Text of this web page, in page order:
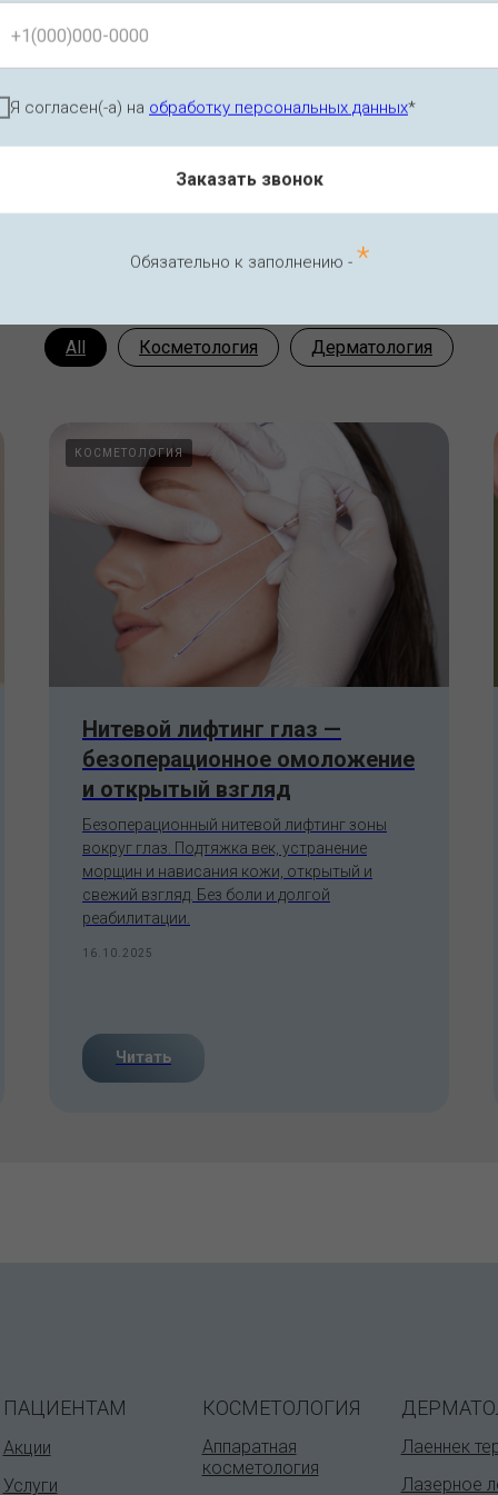
Я согласен(-а) на обработку персональных данных*
Заказать звонок
Обязательно к заполнению - *
2/3
Статьи косметологии
All Косметология Дерматология
КОСМЕТОЛОГИЯ
Нитевой лифтинг глаз —
безоперационное омоложение
и открытый взгляд
Безоперационный нитевой лифтинг зоны
вокруг глаз. Подтяжка век, устранение
морщин и нависания кожи, открытый и
свежий взгляд. Без боли и долгой
реабилитации.
16.10.2025
Читать
ПАЦИЕНТАМ
Акции
Услуги
КОСМЕТОЛОГИЯ
Аппаратная
косметология
Лаеннек
Лазерное